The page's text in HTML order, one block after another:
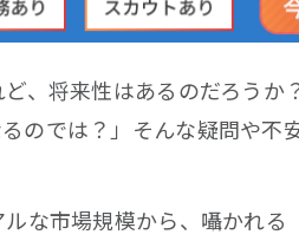
、将来性はあるのだろうか
のでは？」そんな疑問や不
な市場規模から、囁かれる